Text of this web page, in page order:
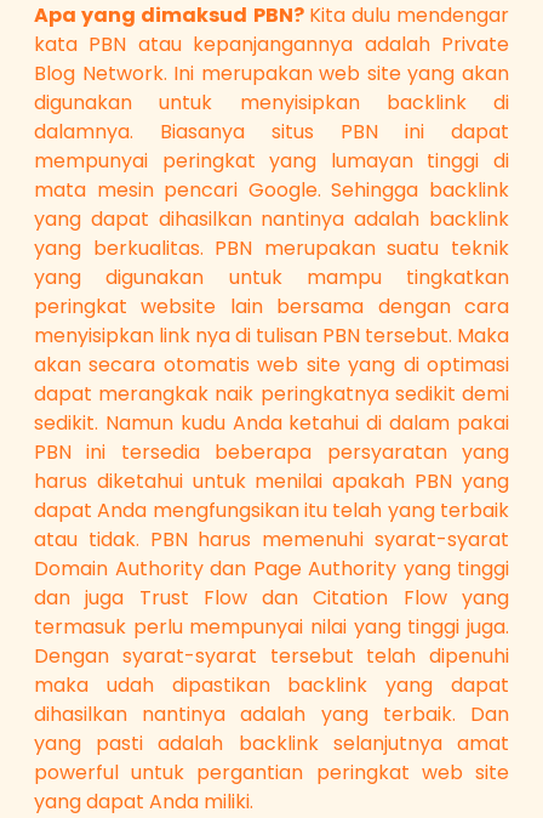
Apa yang dimaksud PBN? Kita dulu mendengar
kata PBN atau kepanjangannya adalah Private
Blog Network. Ini merupakan web site yang akan
digunakan untuk menyisipkan backlink di
dalamnya. Biasanya situs PBN ini dapat
mempunyai peringkat yang lumayan tinggi di
mata mesin pencari Google. Sehingga backlink
yang dapat dihasilkan nantinya adalah backlink
yang berkualitas. PBN merupakan suatu teknik
yang digunakan untuk mampu tingkatkan
peringkat website lain bersama dengan cara
menyisipkan link nya di tulisan PBN tersebut. Maka
akan secara otomatis web site yang di optimasi
dapat merangkak naik peringkatnya sedikit demi
sedikit. Namun kudu Anda ketahui di dalam pakai
PBN ini tersedia beberapa persyaratan yang
harus diketahui untuk menilai apakah PBN yang
dapat Anda mengfungsikan itu telah yang terbaik
atau tidak. PBN harus memenuhi syarat-syarat
Domain Authority dan Page Authority yang tinggi
dan juga Trust Flow dan Citation Flow yang
termasuk perlu mempunyai nilai yang tinggi juga.
Dengan syarat-syarat tersebut telah dipenuhi
maka udah dipastikan backlink yang dapat
dihasilkan nantinya adalah yang terbaik. Dan
yang pasti adalah backlink selanjutnya amat
powerful untuk pergantian peringkat web site
yang dapat Anda miliki.